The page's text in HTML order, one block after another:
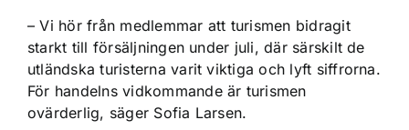
– Vi hör från medlemmar att turismen bidragit
starkt till försäljningen under juli, där särskilt de
utländska turisterna varit viktiga och lyft siffrorna.
För handelns vidkommande är turismen
ovärderlig, säger Sofia Larsen.